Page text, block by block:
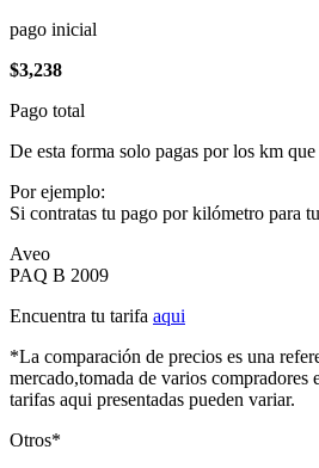
pago inicial
$3,238
Pago total
De esta forma solo pagas por los km que
Por ejemplo:
Si contratas tu pago por kilómetro para
Aveo
PAQ B 2009
Encuentra tu tarifa aqui
*La comparación de precios es una
mercado,tomada de varios compradores
tarifas aqui presentadas pueden variar.
Otros*